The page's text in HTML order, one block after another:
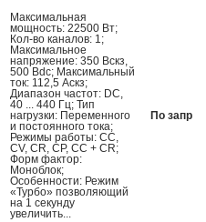
Максимальная
мощность: 22500 Вт;
Кол-во каналов: 1;
Максимальное
напряжение: 350 Вскз,
500 Вdc; Максимальный
ток: 112,5 Аскз;
Диапазон частот: DC,
40 ... 440 Гц; Тип
нагрузки: Переменного
и постоянного тока;
Режимы работы: CC,
CV, CR, CP, CC + CR;
Форм фактор:
Моноблок;
Особенности: Режим
«Турбо» позволяющий
на 1 секунду
увеличить...
По